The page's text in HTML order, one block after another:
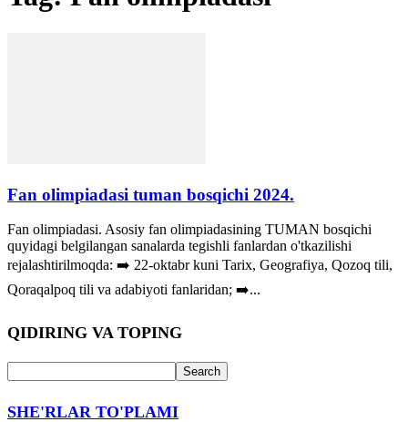
Fan olimpiadasi tuman bosqichi 2024.
Fan olimpiadasi. Asosiy fan olimpiadasining TUMAN bosqichi
quyidagi belgilangan sanalarda tegishli fanlardan o'tkazilishi
rejalashtirilmoqda: ➡️ 22-oktabr kuni Tarix, Geografiya, Qozoq tili,
Qoraqalpoq tili va adabiyoti fanlaridan; ➡️...
QIDIRING VA TOPING
SHE'RLAR TO'PLAMI